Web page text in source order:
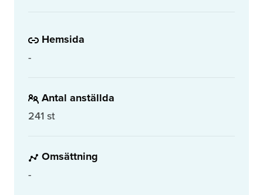
Hemsida
-
Antal anställda
241 st
Omsättning
-